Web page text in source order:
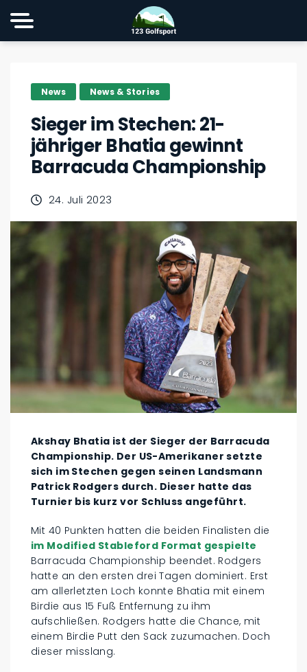
News News & Stories
Sieger im Stechen: 21-
jähriger Bhatia gewinnt
Barracuda Championship
24. Juli 2023
Akshay Bhatia ist der Sieger der Barracuda
Championship. Der US-Amerikaner setzte
sich im Stechen gegen seinen Landsmann
Patrick Rodgers durch. Dieser hatte das
Turnier bis kurz vor Schluss angeführt.
Mit 40 Punkten hatten die beiden Finalisten die
im Modified Stableford Format gespielte
Barracuda Championship beendet. Rodgers
hatte an den ersten drei Tagen dominiert. Erst
am allerletzten Loch konnte Bhatia mit einem
Birdie aus 15 Fuß Entfernung zu ihm
aufschließen. Rodgers hatte die Chance, mit
einem Birdie Putt den Sack zuzumachen. Doch
dieser misslang.